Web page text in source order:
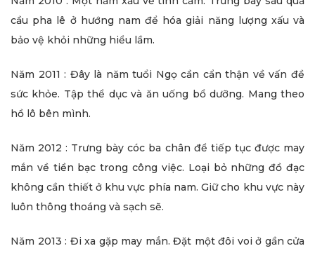
cầu pha lê ở hướng nam để hóa giải năng lượng xấu và
bảo vệ khỏi những hiểu lầm.
Năm 2011 : Đây là năm tuổi Ngọ cần cẩn thận về vấn đề
sức khỏe. Tập thể dục và ăn uống bổ dưỡng. Mang theo
hồ lô bên mình.
Năm 2012 : Trưng bày cóc ba chân để tiếp tục được may
mắn về tiền bạc trong công việc. Loại bỏ những đồ đạc
không cần thiết ở khu vực phía nam. Giữ cho khu vực này
luôn thông thoáng và sạch sẽ.
Năm 2013 : Đi xa gặp may mắn. Đặt một đôi voi ở gần cửa